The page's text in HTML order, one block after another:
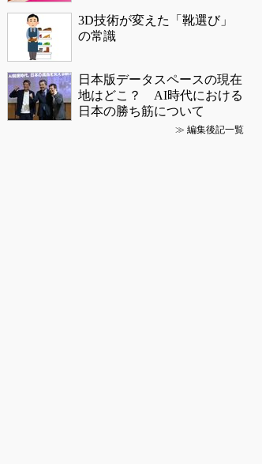
3D技術が変えた「靴選び」
の常識
日本版データスペースの現在
地はどこ？ AI時代における
日本の勝ち筋について
≫ 編集後記一覧